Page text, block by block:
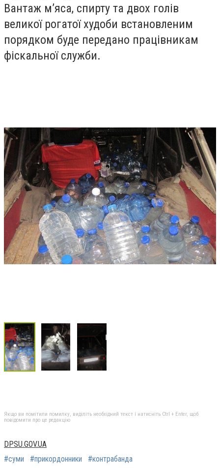
Вантаж м’яса, спирту та двох голів
великої рогатої худоби встановленим
порядком буде передано працівникам
фіскальної служби.
Якщо ви помітили помилку, виділіть необхідний текст і натисніть Ctrl + Enter, щоб
повідомити про це редакцію
DPSU.GOV.UA
#суми
#прикордонники #контрабанда